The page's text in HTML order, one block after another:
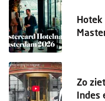
Hotek
Zo
Indes